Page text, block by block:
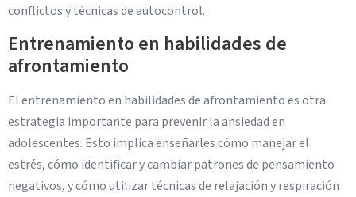
conflictos y técnicas de autocontrol.
Entrenamiento en habilidades de
afrontamiento
El entrenamiento en habilidades de afrontamiento es otra
estrategia importante para prevenir la ansiedad en
adolescentes. Esto implica enseñarles cómo manejar el
estrés, cómo identificar y cambiar patrones de pensamiento
negativos, y cómo utilizar técnicas de relajación y respiración